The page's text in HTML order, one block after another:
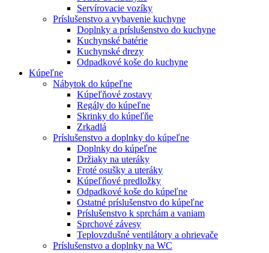
Servírovacie vozíky
Príslušenstvo a vybavenie kuchyne
Doplnky a príslušenstvo do kuchyne
Kuchynské batérie
Kuchynské drezy
Odpadkové koše do kuchyne
Kúpeľne
Nábytok do kúpeľne
Kúpeľňové zostavy
Regály do kúpeľne
Skrinky do kúpeľňe
Zrkadlá
Príslušenstvo a doplnky do kúpeľne
Doplnky do kúpeľne
Držiaky na uteráky
Froté osušky a uteráky
Kúpeľňové predložky
Odpadkové koše do kúpeľne
Ostatné príslušenstvo do kúpeľne
Príslušenstvo k sprchám a vaniam
Sprchové závesy
Teplovzdušné ventilátory a ohrievače
Príslušenstvo a doplnky na WC